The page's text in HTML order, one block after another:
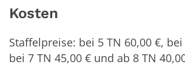
Kosten
Staffelpreise: bei 5 TN 60,00 €, bei
bei 7 TN 45,00 € und ab 8 TN